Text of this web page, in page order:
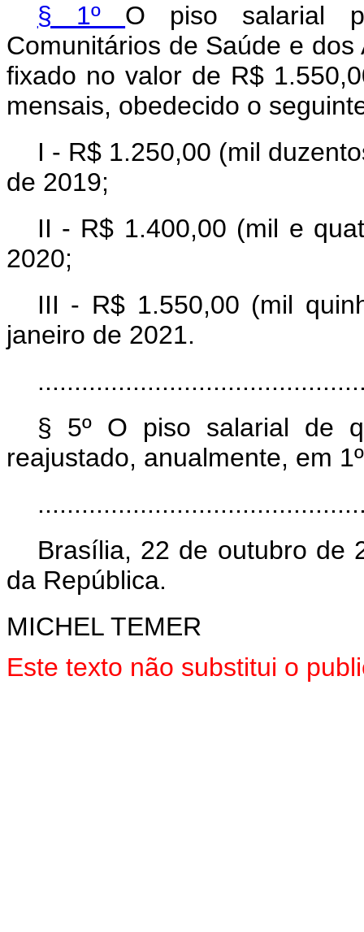
§ 1º O piso salarial
Comunitários de Saúde e
fixado no valor de R$
mensais, obedecido o
I - R$ 1.250,00 (mil
de 2019;
II - R$ 1.400,00 (mil e
2020;
III - R$ 1.550,00 (mil
janeiro de 2021.
§ 5º O piso salarial de
reajustado, anualmente, em
Brasília, 22 de outubro de
da República.
MICHEL TEMER
Este texto não substitui o